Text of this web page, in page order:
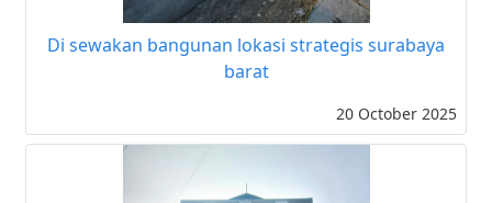
Di sewakan bangunan lokasi strategis surabaya
barat
20 October 2025